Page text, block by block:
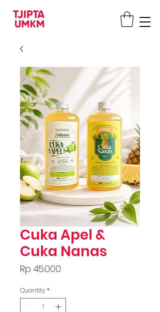
Cuka Apel &
Cuka Nanas
Rp 45.000
Quantity *